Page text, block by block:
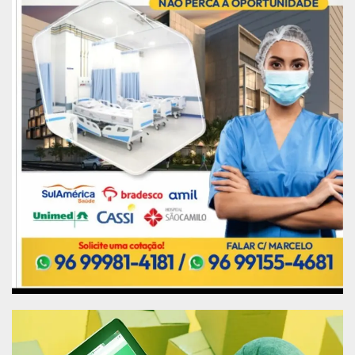
Mudanças
Desde o início das obras, além da parte física, já
foram instaladas novas centrais de ar, lâmpadas,
bebedouros, televisor, novas cadeiras, sistema de
som para a chamada dos pacientes e